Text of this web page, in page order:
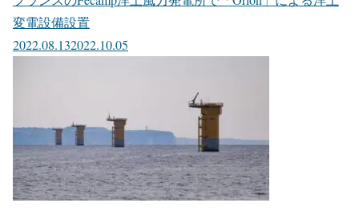
変電設備設置
2022.08.132022.10.05